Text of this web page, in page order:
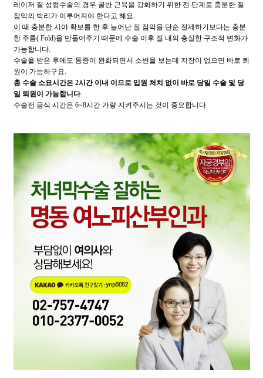
레이저 질 성형수술의 경우 골반 근육을 강화하기 위한 전 단계로 충분한 질
점막의 박리가 이루어져야 한다고 해요.
이 때 충분한 시야 확보를 한 후 늘어난 질 점막을 단순 절제하기보다는 충분
한 주름( Fold)을 만들어주기 때문에 수술 이후 질 내의 충실한 구조적 변화가
가능합니다.
수술을 받은 후에도 통증이 완화되면서 소변을 보는데 지장이 없으면 바로 퇴
원이 가능하구요.
총 수술 소요시간은 2시간 이내 이므로 입원 처치 없이 바로 당일 수술 및 당
일 퇴원이 가능합니다.
수술전 금식 시간은 6~8시간 가량 지켜주시는 것이 중요합니다.